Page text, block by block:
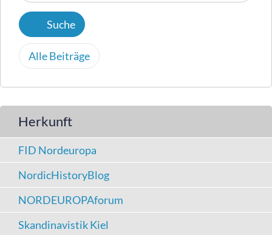
Alle Beiträge
Herkunft
FID Nordeuropa
NordicHistoryBlog
NORDEUROPAforum
Skandinavistik Kiel